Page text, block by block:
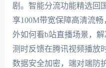
剧。智能分流功能精选回
享100M带宽保障高清流
外如何看b站直播场景，
测时反馈在腾讯视频播放
数据安全加密，端对端防